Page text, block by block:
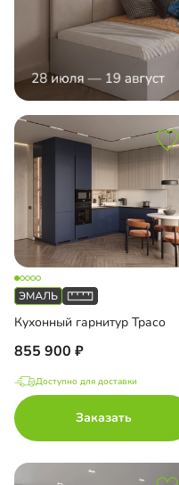
Кухонный гарнитур Трасо
855 900
Доступно для доставки
Заказать